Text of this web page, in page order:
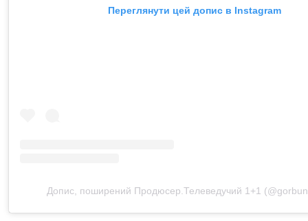
Переглянути цей допис в Instagram
Допис, поширений Продюсер.Телеведучий 1+1